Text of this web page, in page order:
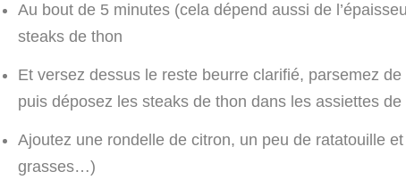
Au bout de 5 minutes (cela dépend aussi de
steaks de thon
Et versez dessus le reste beurre clarifié, parsemez
puis déposez les steaks de thon dans les assiettes de
Ajoutez une rondelle de citron, un peu de ratatouille
grasses…)